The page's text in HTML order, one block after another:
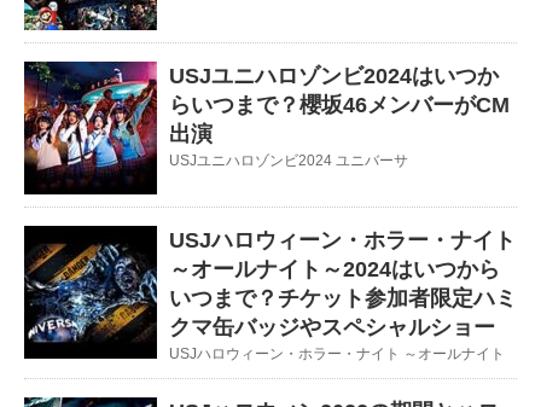
USJユニハロゾンビ2024はいつか
らいつまで？櫻坂46メンバーがCM
出演
USJユニハロゾンビ2024 ユニバーサ
USJハロウィーン・ホラー・ナイト
～オールナイト～2024はいつから
いつまで？チケット参加者限定ハミ
クマ缶バッジやスペシャルショー
USJハロウィーン・ホラー・ナイト ～オールナイト